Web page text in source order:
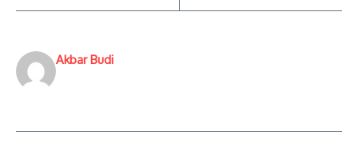
Akbar Budi